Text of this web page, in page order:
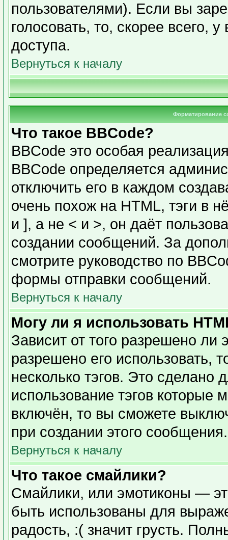
пользователями). Если вы
голосовать, то, скорее всего,
доступа.
Вернуться к началу
Форматирование
Что такое BBCode?
BBCode это особая
BBCode определяется
отключить его в каждом
очень похож на HTML, тэги в
и ], а не < и >, он даёт
создании сообщений. За
смотрите руководство по
формы отправки сообщений.
Вернуться к началу
Могу ли я использовать
Зависит от того разрешено ли
разрешено его использовать,
несколько тэгов. Это сделано
использование тэгов которые
включён, то вы сможете
при создании этого сообщения.
Вернуться к началу
Что такое смайлики?
Смайлики, или эмотиконы —
быть использованы для
радость, :( значит грусть.